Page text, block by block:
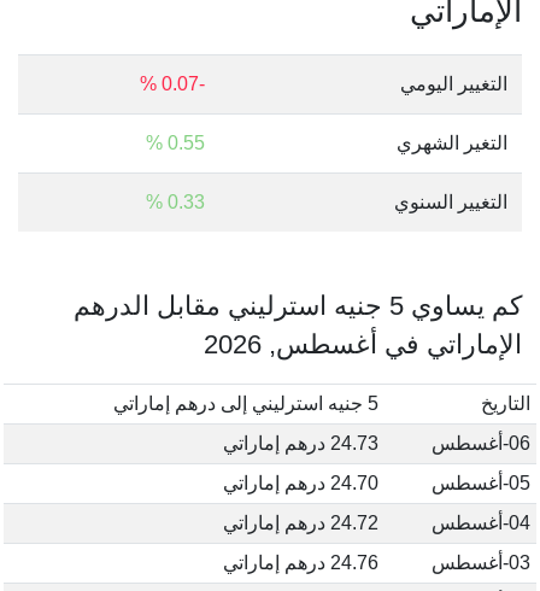
الإماراتي
التغيير اليومي -0.07 %
التغير الشهري 0.55 %
التغيير السنوي 0.33 %
كم يساوي 5 جنيه استرليني مقابل الدرهم
الإماراتي في أغسطس, 2026
التاريخ
5 جنيه استرليني إلى درهم إماراتي
06-أغسطس
24.73 درهم إماراتي
05-أغسطس
24.70 درهم إماراتي
04-أغسطس
24.72 درهم إماراتي
03-أغسطس
24.76 درهم إماراتي